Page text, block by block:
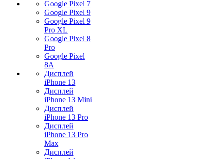
Google Pixel 7
Google Pixel 9
Google Pixel 9
Pro XL
Google Pixel 8
Pro
Google Pixel
8A
Дисплей
iPhone 13
Дисплей
iPhone 13 Mini
Дисплей
iPhone 13 Pro
Дисплей
iPhone 13 Pro
Max
Дисплей